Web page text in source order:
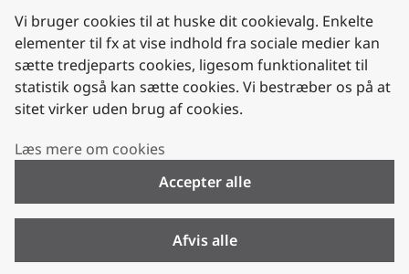
Aktindsigt
Persondatabeskyttelse
Nyttige links
Plan- og Landdistriktsstyrelsen
Folkekirken.dk
Vi bruger cookies til at huske dit cookievalg. Enkelte
elementer til fx at vise indhold fra sociale medier kan
sætte tredjeparts cookies, ligesom funktionalitet til
statistik også kan sætte cookies. Vi bestræber os på at
sitet virker uden brug af cookies.
Læs mere om cookies
Accepter alle
Afvis alle